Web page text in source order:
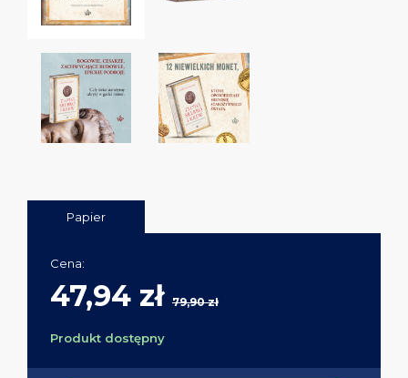
Papier
Cena:
47,94 zł 79,90 zł
Produkt dostępny